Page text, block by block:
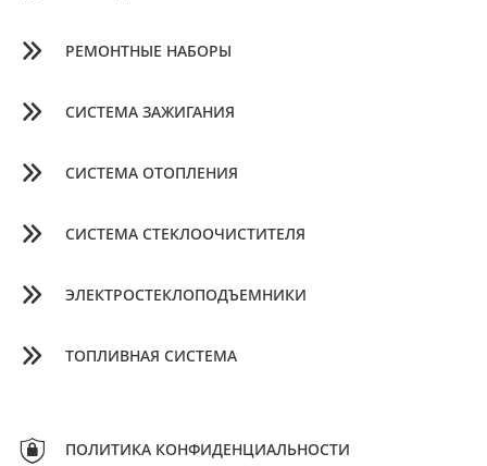
РЕМОНТНЫЕ НАБОРЫ
СИСТЕМА ЗАЖИГАНИЯ
СИСТЕМА ОТОПЛЕНИЯ
СИСТЕМА СТЕКЛООЧИСТИТЕЛЯ
ЭЛЕКТРОСТЕКЛОПОДЪЕМНИКИ
ТОПЛИВНАЯ СИСТЕМА
ПОЛИТИКА КОНФИДЕНЦИАЛЬНОСТИ